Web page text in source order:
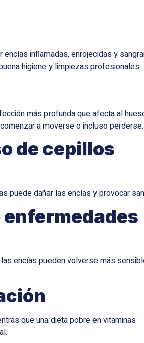
inflamadas, enrojecidas y
higiene y limpiezas profesionales.
más profunda que afecta al
a moverse o incluso perderse.
de cepillos
puede dañar las encías y provocar
enfermedades
encías pueden volverse más
que una dieta pobre en vitaminas